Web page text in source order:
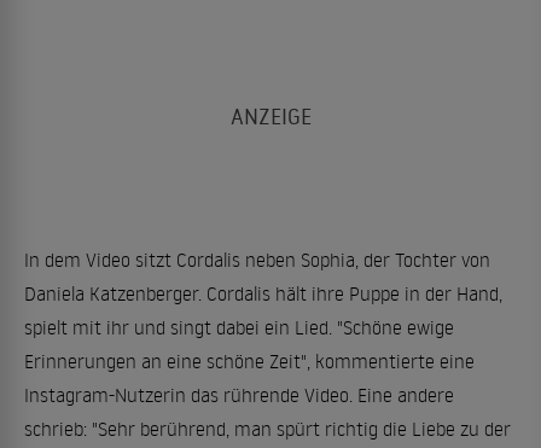
In dem Video sitzt Cordalis neben Sophia, der Tochter von
Daniela Katzenberger. Cordalis hält ihre Puppe in der Hand,
spielt mit ihr und singt dabei ein Lied. "Schöne ewige
Erinnerungen an eine schöne Zeit", kommentierte eine
Instagram-Nutzerin das rührende Video. Eine andere
schrieb: "Sehr berührend, man spürt richtig die Liebe zu der